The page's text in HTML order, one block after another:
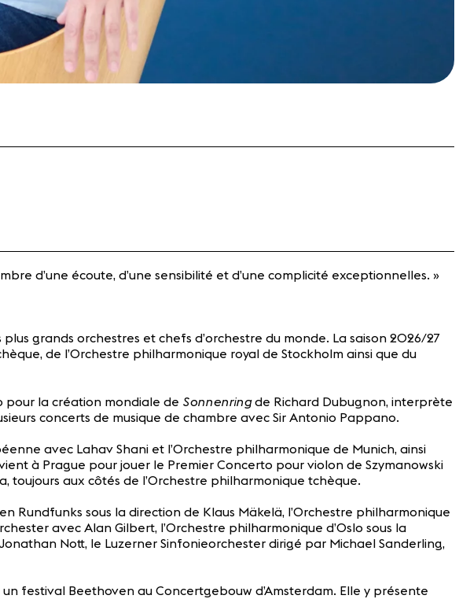
d’une écoute, d’une sensibilité et d’une complicité exceptionnelles. »
grands orchestres et chefs d’orchestre du monde. La saison 2026/27
de l’Orchestre philharmonique royal de Stockholm ainsi que du
pour la création mondiale de Sonnenringde Richard Dubugnon, interprète
concerts de musique de chambre avec Sir Antonio Pappano.
avec Lahav Shani et l’Orchestre philharmonique de Munich, ainsi
à Prague pour jouer le Premier Concerto pour violon de Szymanowski
toujours aux côtés de l’Orchestre philharmonique tchèque.
Rundfunks sous la direction de Klaus Mäkelä, l’Orchestre philharmonique
avec Alan Gilbert, l’Orchestre philharmonique d’Oslo sous la
Nott, le Luzerner Sinfonieorchester dirigé par Michael Sanderling,
festival Beethoven au Concertgebouw d’Amsterdam. Elle y présente